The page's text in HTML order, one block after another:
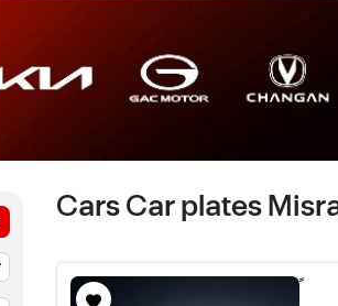
Cars Car plates